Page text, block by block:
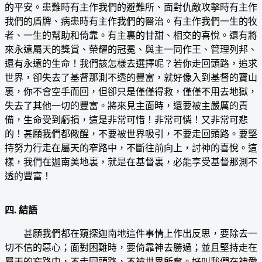
的平安。患難時有主作我們的避難所、面對仇敵攻擊時有主作
我們的盾牌、病患時有主作我們的醫治。有主作我們一生的牧
者、一生的幫助和倚靠。有主裏的甘甜、相交的喜悅。還有將
來永遠屬天的獎賞、榮耀的冠冕、與主一同作王、管理列邦、
還有永遠的生命！我們該怎樣去選擇呢？若你走回頭路，追求
世界，卻失去了基督那測不透的豐富，就好像入到基督的寶山
裏，你不會空手而回，但卻只是僅僅得救，僅僅不用去地獄，
失去了其他一切的豐富。將來見主面時，還要被主嚴厲的責
備，生命受到虧損，這是非常可惜！非常可憐！又非常可悲
的！甚願我們都儆醒，不要被世界吸引，不要走回頭路。要堅
持努力行走在屬天的窄路中，不斷往前向上，討神的喜悅。這
樣，我們在迦南美地裏，就是在基督裏，必能享受基督那測不
透的豐富！
四. 結語
甚願我們都在窺探迦南地這件事情上作出反思，要除去一
切不信的惡心；面對困難時，要倚靠神去勝過；並且堅持走在